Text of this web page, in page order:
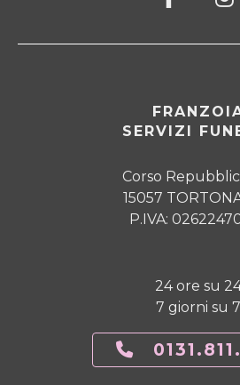
SERVIZI
Corso
15057
P.IVA:
24 ore su
7 giorni su 7